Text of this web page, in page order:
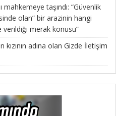
taşındı: “Güvenlik
olan” bir arazinin hangi
merak konusu”
adına olan Gizde İletişim